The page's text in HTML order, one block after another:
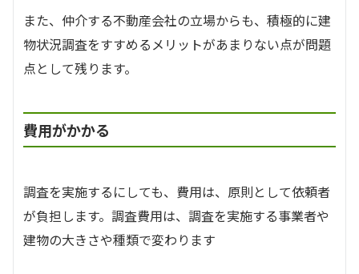
また、仲介する不動産会社の立場からも、積極的に建
物状況調査をすすめるメリットがあまりない点が問題
点として残ります。
費用がかかる
調査を実施するにしても、費用は、原則として依頼者
が負担します。調査費用は、調査を実施する事業者や
建物の大きさや種類で変わります